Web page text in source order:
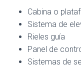
Cabina o
Sistema de
Rieles guía
Panel de
Sistemas de